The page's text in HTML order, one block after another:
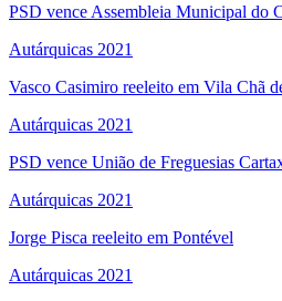
PSD vence Assembleia Municipal do
Autárquicas 2021
Vasco Casimiro reeleito em Vila Chã
Autárquicas 2021
PSD vence União de Freguesias
Autárquicas 2021
Jorge Pisca reeleito em Pontével
Autárquicas 2021